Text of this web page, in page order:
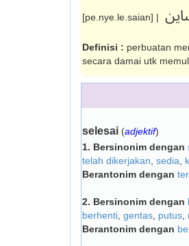
[pe.nye.le.saian] |
Definisi : perbuatan
secara damai utk
selesai (adjektif)
1. Bersinonim dengan
telah dikerjakan sedia
Berantonim dengan
2. Bersinonim dengan
berhenti gentas putus
Berantonim dengan